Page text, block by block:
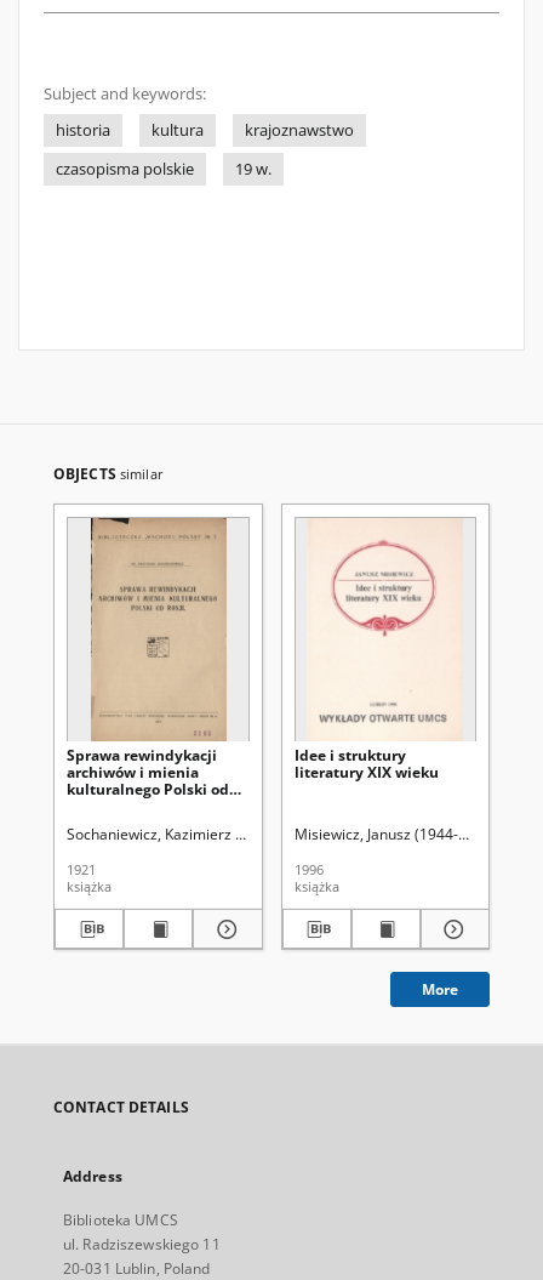
Subject and keywords:
historia
kultura
krajoznawstwo
czasopisma polskie
19 w.
OBJECTS similar
Sprawa rewindykacji
archiwów i mienia
kulturalnego Polski od
Sochaniewicz, Kazimierz (1892-1930)
1921
książka
Idee i struktury
literatury XIX wieku
Misiewicz, Janusz (1944-2015)
1996
książka
More
CONTACT DETAILS
Address
Biblioteka UMCS
ul. Radziszewskiego 11
20-031 Lublin, Poland